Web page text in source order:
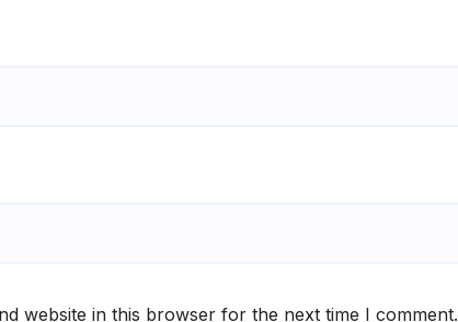
website in this browser for the next time I comment.